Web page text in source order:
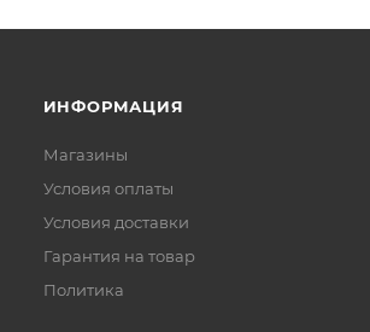
ИНФОРМАЦИЯ
Магазины
Условия оплаты
Условия доставки
Гарантия на товар
Политика